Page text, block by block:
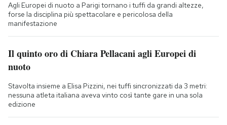
Agli Europei di nuoto a Parigi tornano i tuffi da grandi altezze,
forse la disciplina più spettacolare e pericolosa della
manifestazione
Il quinto oro di Chiara Pellacani agli Europei di
nuoto
Stavolta insieme a Elisa Pizzini, nei tuffi sincronizzati da 3 metri:
nessuna atleta italiana aveva vinto così tante gare in una sola
edizione